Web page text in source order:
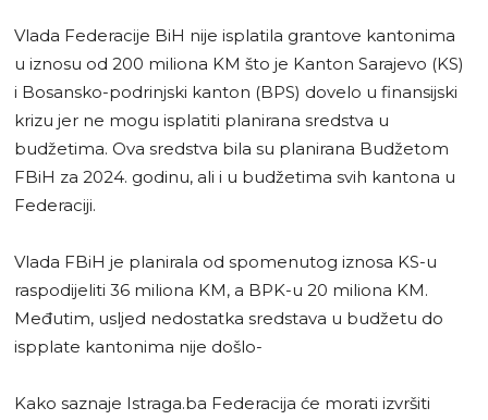
Vlada Federacije BiH nije isplatila grantove kantonima
u iznosu od 200 miliona KM što je Kanton Sarajevo (KS)
i Bosansko-podrinjski kanton (BPS) dovelo u finansijski
krizu jer ne mogu isplatiti planirana sredstva u
budžetima. Ova sredstva bila su planirana Budžetom
FBiH za 2024. godinu, ali i u budžetima svih kantona u
Federaciji.
Vlada FBiH je planirala od spomenutog iznosa KS-u
raspodijeliti 36 miliona KM, a BPK-u 20 miliona KM.
Međutim, usljed nedostatka sredstava u budžetu do
ispplate kantonima nije došlo-
Kako saznaje Istraga.ba Federacija će morati izvršiti